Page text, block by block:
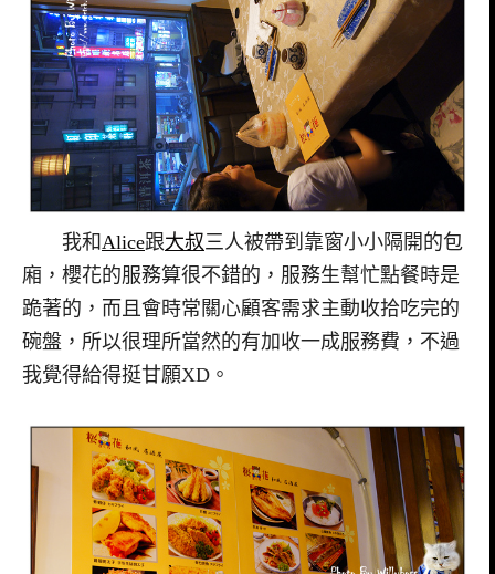
我和Alice跟大叔三人被帶到靠窗小小隔開的包
廂，櫻花的服務算很不錯的，服務生幫忙點餐時是
跪著的，而且會時常關心顧客需求主動收拾吃完的
碗盤，所以很理所當然的有加收一成服務費，不過
我覺得給得挺甘願XD。